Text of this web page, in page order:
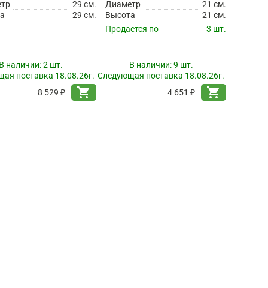
29 см.
29 см.
наличии:2 шт.
поставка 18.08.26г.
8 529 ₽
shopping_cart
Диаметр
21 см.
Высота
21 см.
Продается по
3 шт.
В наличии:9 шт.
Следующая поставка 18.08.26г.
4 651 ₽
shopping_cart